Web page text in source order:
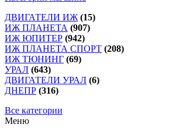
ДВИГАТЕЛИ ИЖ (15)
ИЖ ПЛАНЕТА (907)
ИЖ ЮПИТЕР (942)
ИЖ ПЛАНЕТА СПОРТ (208)
ИЖ ТЮНИНГ (69)
УРАЛ (643)
ДВИГАТЕЛИ УРАЛ (6)
ДНЕПР (316)
Все категории
Меню